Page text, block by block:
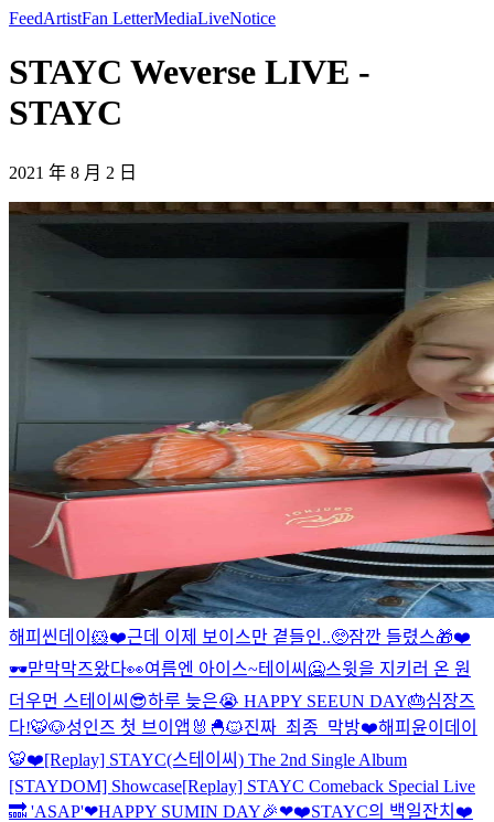
FeedArtistFan LetterMediaLiveNotice
STAYC Weverse LIVE -
STAYC
2021 年 8 月 2 日
해피씬데이🐹❤️근데 이제 보이스만 곁들인..🥺잠깐 들렸스🎁❤️
🕶맏막막즈왔다👀여름엔 아이스~테이씨🥶스윗을 지키러 온 원
더우먼 스테이씨😎하루 늦은😭 HAPPY SEEUN DAY🎂심장즈
다!🐯🐶성인즈 첫 브이앱🐰🐣🐱진짜_최종_막방❤️해피윤이데이
🐯❤️[Replay] STAYC(스테이씨) The 2nd Single Album
[STAYDOM] Showcase[Replay] STAYC Comeback Special Live
🔜 'ASAP'❤HAPPY SUMIN DAY🎉❤❤️STAYC의 백일잔치❤️